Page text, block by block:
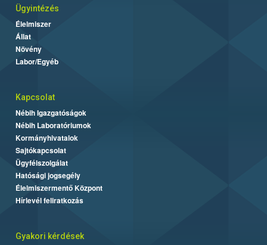
Ügyintézés
Élelmiszer
Állat
Növény
Labor/Egyéb
Kapcsolat
Nébih Igazgatóságok
Nébih Laboratóriumok
Kormányhivatalok
Sajtókapcsolat
Ügyfélszolgálat
Hatósági jogsegély
Élelmiszermentő Központ
Hírlevél feliratkozás
Gyakori kérdések